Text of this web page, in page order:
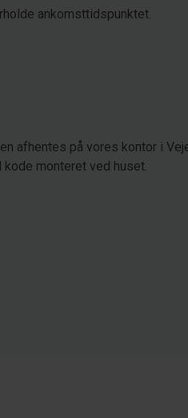
ankomsttidspunktet.
afhentes på vores kontor i
monteret ved huset.